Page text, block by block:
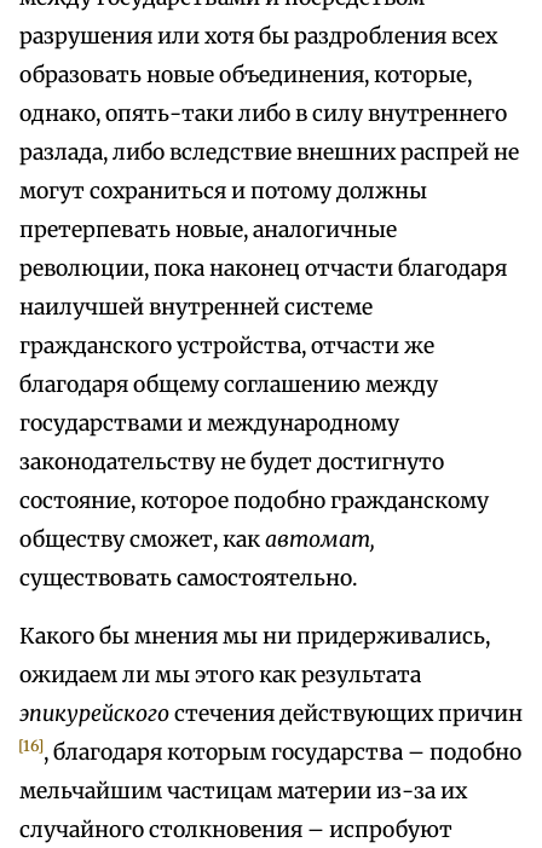
разрушения или хотя бы раздробления всех
образовать новые объединения, которые,
однако, опять-таки либо в силу внутреннего
разлада, либо вследствие внешних распрей не
могут сохраниться и потому должны
претерпевать новые, аналогичные
революции, пока наконец отчасти благодаря
наилучшей внутренней системе
гражданского устройства, отчасти же
благодаря общему соглашению между
государствами и международному
законодательству не будет достигнуто
состояние, которое подобно гражданскому
обществу сможет, какавтомат,
существовать самостоятельно.
Какого бы мнения мы ни придерживались,
ожидаем ли мы этого как результата
эпикурейскогостечения действующих причин
[16], благодаря которым государства – подобно
мельчайшим частицам материи из-за их
случайного столкновения – испробуют